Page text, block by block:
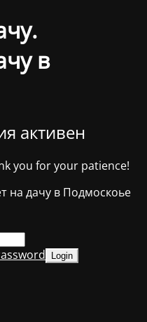
в
активен
you for your patience!
на дачу в Подмоскоье